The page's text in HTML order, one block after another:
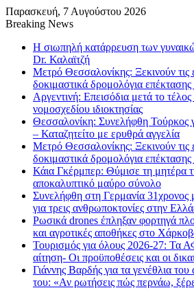
Παρασκευή, 7 Αυγούστου 2026
Breaking News
Η σιωπηλή κατάρρευση των
Dr. Καλαϊτζή
Μετρό Θεσσαλονίκης: Ξεκινούν τις
δοκιμαστικά δρομολόγια
Αργεντινή: Επεισόδια μετά το
νομοσχεδίου ιδιοκτησίας
Θεσσαλονίκη: Συνελήφθη Τούρκος
– Καταζητείτο με ερυθρά αγγελία
Μετρό Θεσσαλονίκης: Ξεκινούν τις
δοκιμαστικά δρομολόγια
Κάια Γκέρμπερ: Θύμισε τη μητέρα
αποκαλυπτικό μαύρο σύνολο
Συνελήφθη στη Γερμανία
για τρεις ανθρωποκτονίες στην
Ρωσικά drones έπληξαν φορτηγά
και αγροτικές αποθήκες στο
Τουρισμός για όλους 2026-27: Τα
αίτηση- Οι προϋποθέσεις και οι
Γιάννης Βαρδής για τα γενέθλια
του: «Αν ρωτήσεις πώς περνάω,